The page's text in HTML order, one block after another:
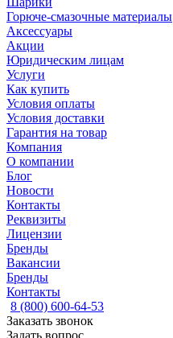
Горюче-смазочные материалы
Аксессуары
Акции
Юридическим лицам
Услуги
Как купить
Условия оплаты
Условия доставки
Гарантия на товар
Компания
О компании
Блог
Новости
Контакты
Реквизиты
Лицензии
Бренды
Вакансии
Бренды
Контакты
8 (800) 600-64-53
Заказать звонок
Задать вопрос